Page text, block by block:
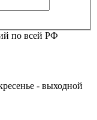
по всей РФ
- выходной